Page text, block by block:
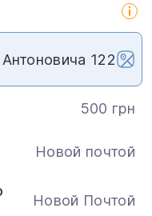
122
500 грн
Новой почтой
Новой Почтой